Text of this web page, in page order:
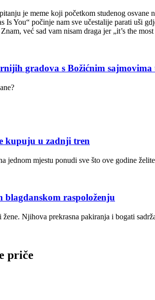
je meme koji početkom studenog
You“ počinje nam sve učestalije parati uši
već sad vam nisam draga jer „it’s the
gradova s Božićnim sajmovima
kupuju u zadnji tren
jednom mjestu ponudi sve što ove godine
raspoloženju
Njihova prekrasna pakiranja i bogati
priče